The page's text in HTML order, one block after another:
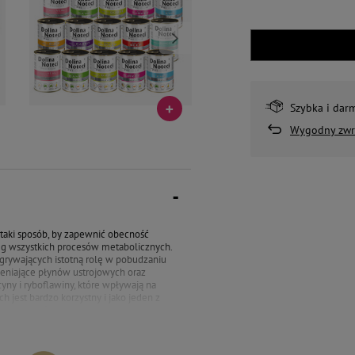
Szybka i
Wygodny
400 g
sposób, by zapewnić obecność
wszystkich procesów metabolicznych.
istotną rolę w pobudzaniu
płynów ustrojowych oraz
i ryboflawiny, które wpływają na